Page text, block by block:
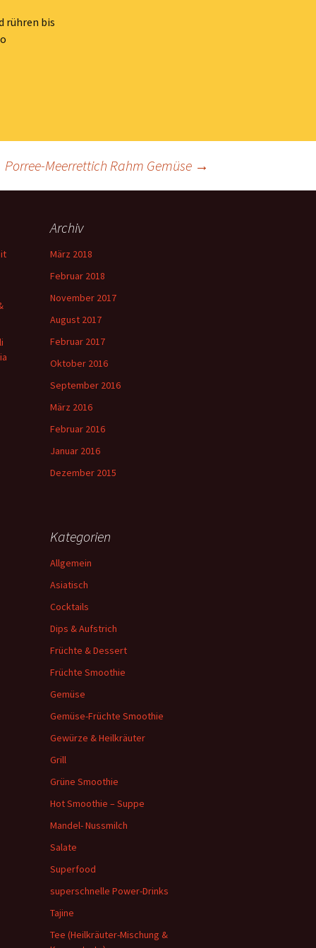
rühren bis
Porree-Meerrettich Rahm Gemüse →
Archiv
März 2018
Februar 2018
November 2017
August 2017
Februar 2017
Oktober 2016
September 2016
März 2016
Februar 2016
Januar 2016
Dezember 2015
Kategorien
Allgemein
Asiatisch
Cocktails
Dips & Aufstrich
Früchte & Dessert
Früchte Smoothie
Gemüse
Gemüse-Früchte Smoothie
Gewürze & Heilkräuter
Grill
Grüne Smoothie
Hot Smoothie – Suppe
Mandel- Nussmilch
Salate
Superfood
superschnelle Power-Drinks
Tajine
Tee (Heilkräuter-Mischung &